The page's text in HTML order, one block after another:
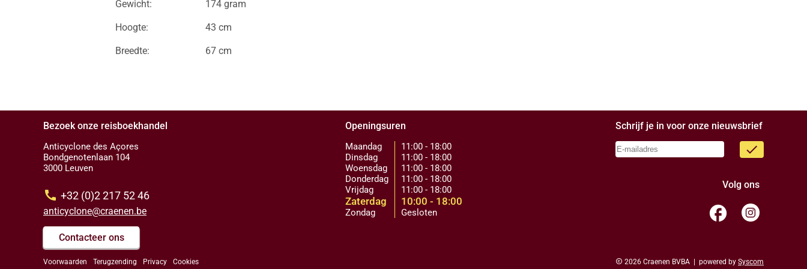
Gewicht: 174 gram
Hoogte: 43 cm
Breedte: 67 cm
Bezoek onze reisboekhandel
Anticyclone des Açores
Bondgenotenlaan 104
3000 Leuven
call +32 (0)2 217 52 46
anticyclone@craenen.be
Contacteer ons
Voorwaarden Terugzending Privacy Cookies
Openingsuren
Maandag
Dinsdag
Woensdag
Donderdag
Vrijdag
Zaterdag
Zondag
11:00 - 18:00
11:00 - 18:00
11:00 - 18:00
11:00 - 18:00
11:00 - 18:00
10:00 - 18:00
Gesloten
Schrijf je in voor onze nieuwsbrief
done
Volg ons
facebook
copyright 2026 Craenen BVBA | powered by Syscom